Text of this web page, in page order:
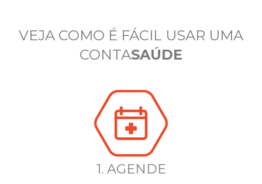
VEJA COMO É FÁCIL USAR UMA
CONTASAÚDE
1. AGENDE